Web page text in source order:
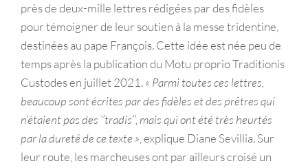
près de deux-mille lettres rédigées par des fidèles
pour témoigner de leur soutien à la messe tridentine,
destinées au pape François. Cette idée est née peu de
temps après la publication du Motu proprio Traditionis
Custodes en juillet 2021.« Parmi toutes ces lettres,
beaucoup sont écrites par des fidèles et des prêtres qui
n’étaient pas des ‘’tradis’’, mais qui ont été très heurtés
par la dureté de ce texte » , explique Diane Sevillia. Sur
leur route, les marcheuses ont par ailleurs croisé un